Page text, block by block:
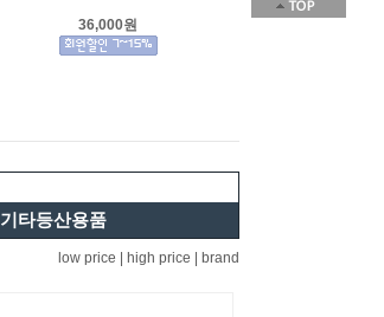
36,000원
기타등산용품
low price | high price | brand